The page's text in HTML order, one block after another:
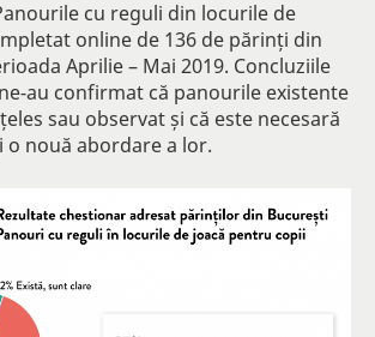
cu reguli din locurile de
online de 136 de părinți din
Aprilie – Mai 2019. Concluziile
au confirmat că panourile existente
sau observat și că este necesară
o nouă abordare a lor.